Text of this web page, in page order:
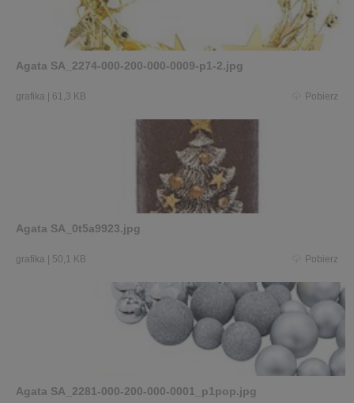
Agata SA_2274-000-200-000-0009-p1-2.jpg
grafika 61,3 KB Pobierz
Agata SA_0t5a9923.jpg
grafika 50,1 KB Pobierz
Agata SA_2281-000-200-000-0001_p1pop.jpg